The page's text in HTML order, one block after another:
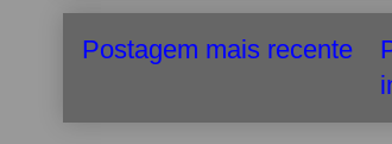
Postagem mais recente